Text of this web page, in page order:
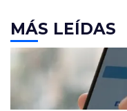
c
e
b
o
itt
er
m
p
ar
tir
MÁS LEÍDAS